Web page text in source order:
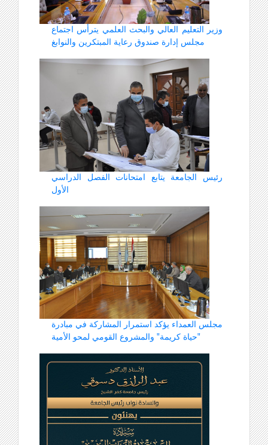
وزير التعليم العالي والبحث العلمي يترأس اجتماع
مجلس إدارة صندوق رعاية المبتكرين والنوابغ
رئيس الجامعة يتابع امتحانات الفصل الدراسي
الأول
مجلس العمداء يؤكد استمرار المشاركة في مبادرة
"حياة كريمة" والمشروع القومي لمحو الأمية